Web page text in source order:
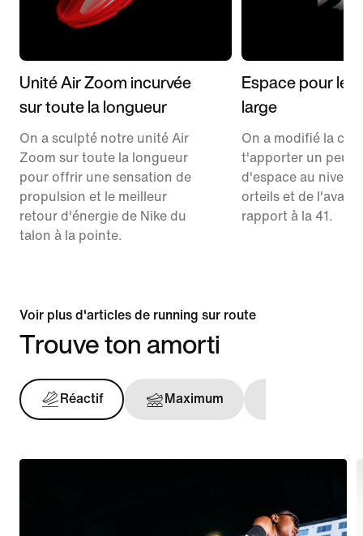
Unité Air Zoom incurvée
sur toute la longueur
On a sculpté notre unité Air
Zoom sur toute la longueur
pour offrir une sensation de
propulsion et le meilleur
retour d'énergie de Nike du
talon à la pointe.
Espace pour les
large
On a modifié la
t'apporter un peu
d'espace au niveau
orteils et de
rapport à la 41.
Voir plus d'articles de running sur route
Trouve ton amorti
Réactif Maximum